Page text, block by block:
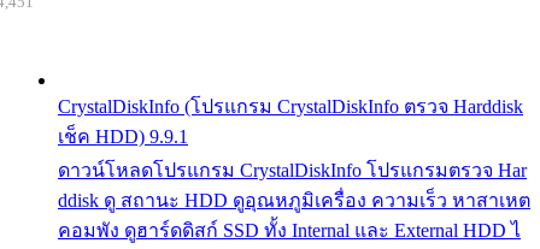
CrystalDiskInfo (โปรแกรม CrystalDiskInfo ตรวจ Harddisk
เช็ค HDD) 9.9.1
ดาวน์โหลดโปรแกรม CrystalDiskInfo โปรแกรมตรวจ Har
ddisk ดู สถานะ HDD ดูอุณหภูมิเครื่อง ความเร็ว หาสาเหต
คอมพัง ดูฮาร์ดดิสก์ SSD ทั้ง Internal และ External HDD ไ